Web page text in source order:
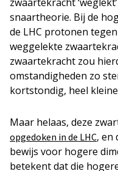
snaartheorie. Bij de
de LHC protonen
weggelekte
zwaartekracht zou
omstandigheden zo
kortstondig, heel
Maar helaas, deze
opgedoken in de LHC, en
bewijs voor hogere
betekent dat die